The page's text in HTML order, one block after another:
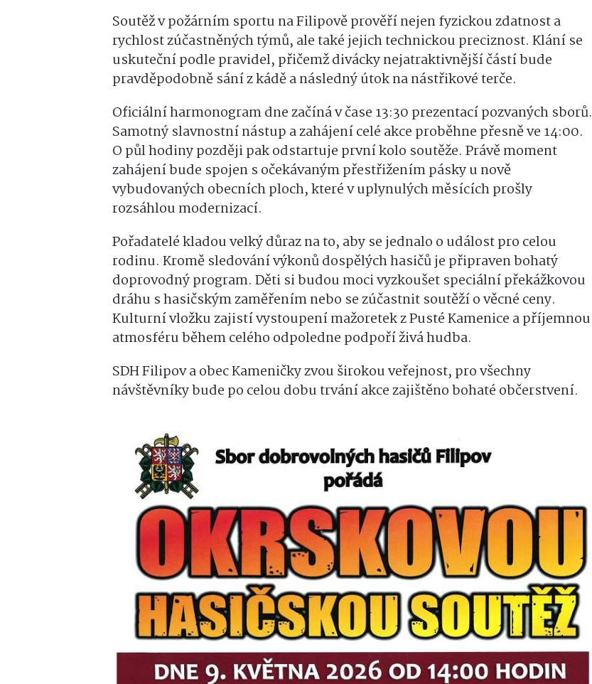
Soutěž v požárním sportu na Filipově prověří nejen fyzickou zdatnost a
rychlost zúčastněných týmů, ale také jejich technickou preciznost. Klání se
uskuteční podle pravidel, přičemž divácky nejatraktivnější částí bude
pravděpodobně sání z kádě a následný útok na nástřikové terče.
Oficiální harmonogram dne začíná v čase 13:30 prezentací pozvaných sborů.
Samotný slavnostní nástup a zahájení celé akce proběhne přesně ve 14:00.
O půl hodiny později pak odstartuje první kolo soutěže. Právě moment
zahájení bude spojen s očekávaným přestřižením pásky u nově
vybudovaných obecních ploch, které v uplynulých měsících prošly
rozsáhlou modernizací.
Pořadatelé kladou velký důraz na to, aby se jednalo o událost pro celou
rodinu. Kromě sledování výkonů dospělých hasičů je připraven bohatý
doprovodný program. Děti si budou moci vyzkoušet speciální překážkovou
dráhu s hasičským zaměřením nebo se zúčastnit soutěží o věcné ceny.
Kulturní vložku zajistí vystoupení mažoretek z Pusté Kamenice a příjemnou
atmosféru během celého odpoledne podpoří živá hudba.
SDH Filipov a obec Kameničky zvou širokou veřejnost, pro všechny
návštěvníky bude po celou dobu trvání akce zajištěno bohaté občerstvení.